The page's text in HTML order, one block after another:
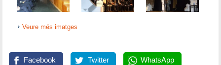
Veure més imatges
Facebook Twitter WhatsApp